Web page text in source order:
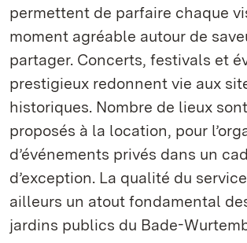
permettent de parfaire chaque
moment agréable autour de
partager. Concerts, festivals et
prestigieux redonnent vie aux
historiques. Nombre de lieux
proposés à la location, pour
d’événements privés dans un
d’exception. La qualité du
ailleurs un atout fondamental
jardins publics du Bade-